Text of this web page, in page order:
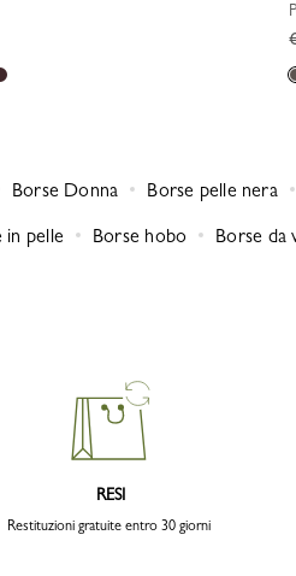
Borse Donna Borse pelle nera
in pelle
Borse hobo Borse da
RESI
Restituzioni gratuite entro 30 giorni